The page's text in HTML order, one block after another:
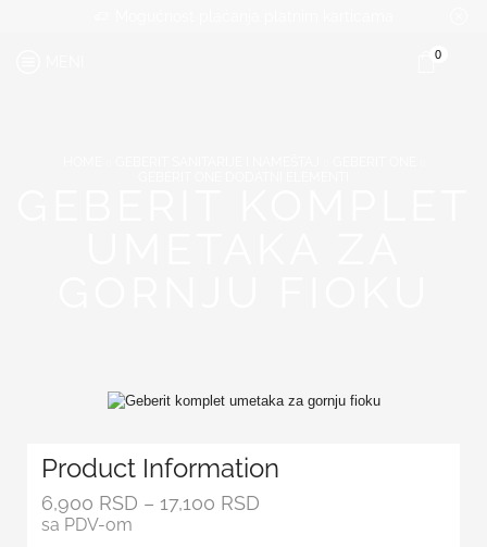
0
Product Information
6,900 RSD – 17,100 RSD
sa PDV-om